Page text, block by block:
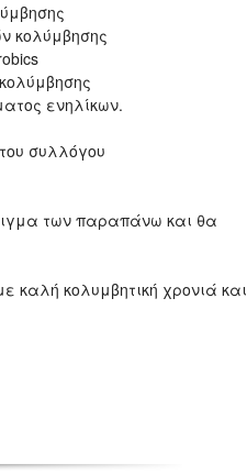
κολύμβησης
ενηλίκων.
συλλόγου
των παραπάνω και θα
κολυμβητική χρονιά και